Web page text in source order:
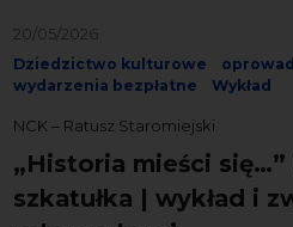
20/05/2026
Dziedzictwo kulturowe
wydarzenia bezpłatne
Wykład
NCK – Ratusz Staromiejski
„Historia mieści
szkatułka | wykład i